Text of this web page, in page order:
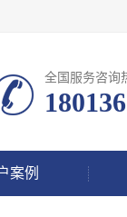
全国服务咨询
案例